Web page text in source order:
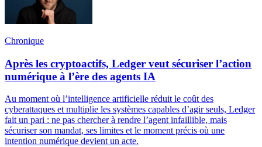
Chronique
Après les cryptoactifs, Ledger veut sécuriser l’action
numérique à l’ère des agents IA
Au moment où l’intelligence artificielle réduit le coût des
cyberattaques et multiplie les systèmes capables d’agir seuls, Ledger
fait un pari : ne pas chercher à rendre l’agent infaillible, mais
sécuriser son mandat, ses limites et le moment précis où une
intention numérique devient un acte.